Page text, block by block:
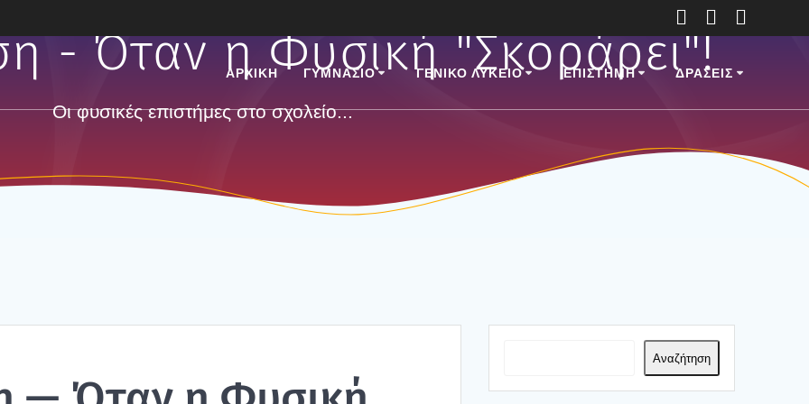
ΑΡΧΙΚΗ ΓΥΜΝΑΣΙΟ ΓΕΝΙΚΟ ΛΥΚΕΙΟ ΕΠΙ­ΣΤΗ­ΜΗ ΔΡΑΣΕΙΣ
- Όταν η Φυσική "Σκοράρει"!
Οι φυσικές επιστήμες στο σχολείο...
Αναζήτηση